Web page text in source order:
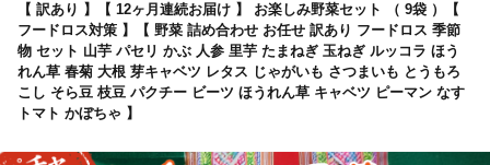
【 訳あり 】【 12ヶ月連続お届け 】 お楽しみ野菜セット （ 9袋 ）【
フードロス対策 】【 野菜 詰め合わせ お任せ 訳あり フードロス 季節
物 セット 山芋 パセリ かぶ 人参 里芋 たまねぎ 玉ねぎ ルッコラ ほう
れん草 春菊 大根 芽キャベツ レタス じゃがいも さつまいも とうもろ
こし そら豆 枝豆 パクチー ビーツ ほうれん草 キャベツ ピーマン なす
トマト かぼちゃ 】